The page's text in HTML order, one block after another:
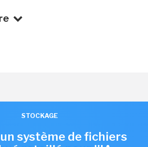
STOCKAGE
un système de fichiers